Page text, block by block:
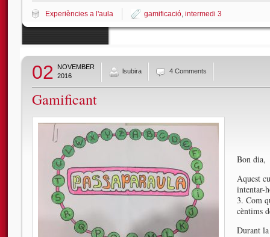
Experiències a l'aula gamificació, intermedi 3
02
NOVEMBER
2016
lsubira 4 Comments
Gamificant
Bon dia,
Aquest
intentar-
3. Com
cèntims
Durant la